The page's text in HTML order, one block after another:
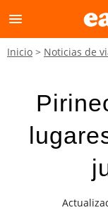
menu
Inicio Noticias de